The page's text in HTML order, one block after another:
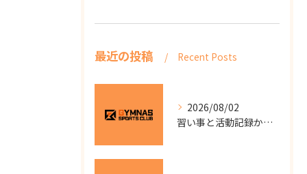
最近の投稿 Recent Posts
2026/08/02
習い事と活動記録から見る静岡県浜松市中央区東三方町の地域教室選びガイド